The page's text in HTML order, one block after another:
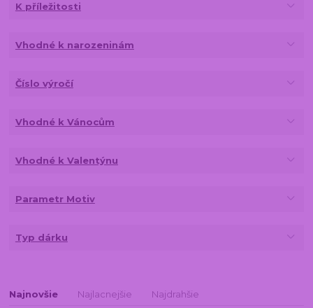
K příležitosti
Vhodné k narozeninám
Číslo výročí
Vhodné k Vánocům
Vhodné k Valentýnu
Parametr Motiv
Typ dárku
Najnovšie Najlacnejšie Najdrahšie